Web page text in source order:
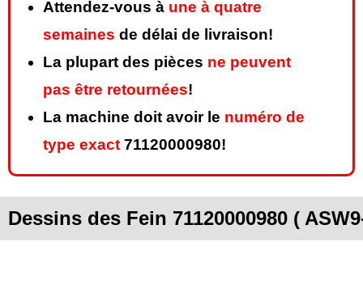
Attendez-vous à une à quatre
semaines de délai de livraison!
La plupart des pièces ne peuvent
pas être retournées!
La machine doit avoir le numéro de
type exact 71120000980!
Dessins des Fein 71120000980 (